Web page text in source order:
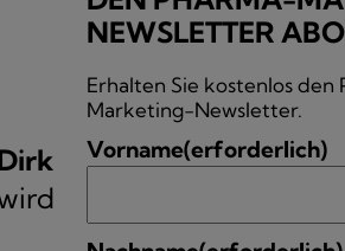
NEWSLETTER
Erhalten Sie kostenlos den
Marketing-Newsletter.
Vorname(erforderlich)